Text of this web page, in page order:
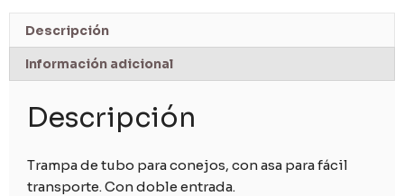
Descripción
Información adicional
Descripción
Trampa de tubo para conejos, con asa para fácil
transporte. Con doble entrada.